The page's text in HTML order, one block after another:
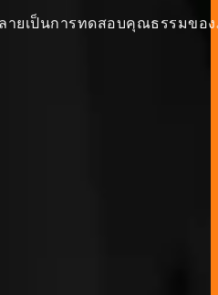
ายเป็นการทดสอบคุณธรรมขอ